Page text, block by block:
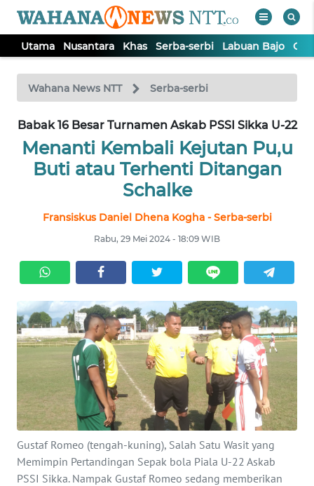
Utama Nusantara Khas Serba-serbi Labuan Bajo
Wahana News NTT Serba-serbi
Babak 16 Besar Turnamen Askab PSSI Sikka U-22
Menanti Kembali Kejutan Pu,u
Buti atau Terhenti Ditangan
Schalke
Fransiskus Daniel Dhena Kogha - Serba-serbi
Rabu, 29 Mei 2024 - 18:09 WIB
Gustaf Romeo (tengah-kuning), Salah Satu Wasit yang
Memimpin Pertandingan Sepak bola Piala U-22 Askab
PSSI Sikka. Nampak Gustaf Romeo sedang memberikan
TV
Tutup
UTAMA
NUSANTARA
SERBI
LABUAN
BAJO
Informasi
INDEKS
BERITA
KONTAK